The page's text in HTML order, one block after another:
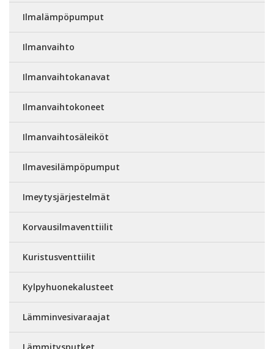
Ilmalämpöpumput
Ilmanvaihto
Ilmanvaihtokanavat
Ilmanvaihtokoneet
Ilmanvaihtosäleiköt
Ilmavesilämpöpumput
Imeytysjärjestelmät
Korvausilmaventtiilit
Kuristusventtiilit
Kylpyhuonekalusteet
Lämminvesivaraajat